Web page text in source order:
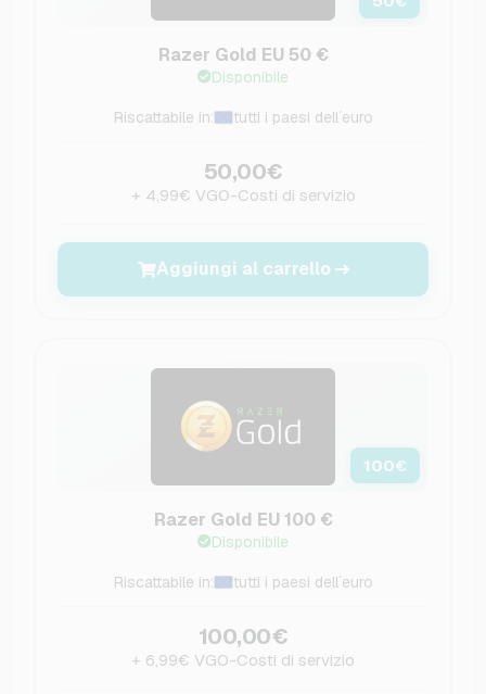
Razer Gold EU 50 €
Disponibile
Riscattabile in: tutti i paesi dell´euro
50,00€
+ 4,99€ VGO-Costi di servizio
Aggiungi al carrello
100€
Razer Gold EU 100 €
Disponibile
Riscattabile in: tutti i paesi dell´euro
100,00€
+ 6,99€ VGO-Costi di servizio